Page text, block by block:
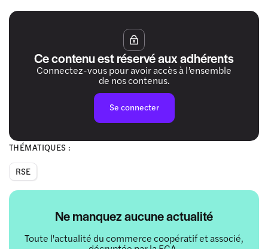
THÉMATIQUES :
RSE
Ne manquez aucune actualité
Toute l'actualité du commerce coopératif et associé,
Ce contenu est réservé aux adhérents
Connectez-vous pour avoir accès à l’ensemble
de nos contenus.
Se connecter